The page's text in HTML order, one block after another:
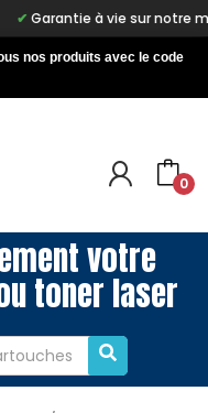
vie sur notre marque Inkyz
nos produits avec le code
0
votre
toner laser